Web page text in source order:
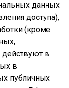
данных
доступа),
(кроме
действуют в
в
публичных